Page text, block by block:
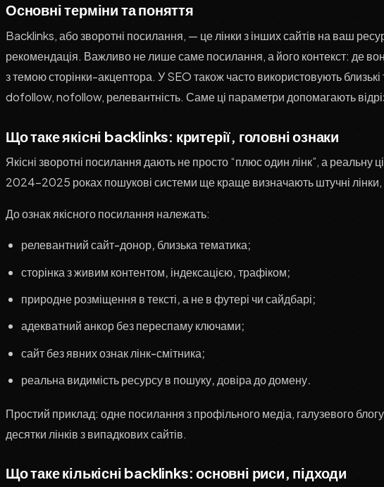
Основні терміни та поняття
Backlinks, або зворотні посилання, — це лінки з інших сайтів на ваш
рекомендація. Важливо не лише саме посилання, а його контекст: де
з темою сторінки-акцептора. У SEO також часто використовують
dofollow, nofollow, релевантність. Саме ці параметри допомагають
Що таке якісні backlinks: критерії, головні ознаки
Якісні зворотні посилання дають не просто “плюс один лінк”, а реальну
2024–2025 роках пошукові системи ще краще визначають штучні лінки,
До ознак якісного посилання належать:
релевантний сайт-донор, близька тематика;
сторінка з живим контентом, індексацією, трафіком;
природне розміщення в тексті, а не в футері чи сайдбарі;
адекватний анкор без переспаму ключами;
сайт без явних ознак лінк-смітника;
реальна видимість ресурсу в пошуку, довіра до домену.
Простий приклад: одне посилання з профільного медіа, галузевого
десятки лінків з випадкових сайтів.
Що таке кількісні backlinks: основні риси, підходи